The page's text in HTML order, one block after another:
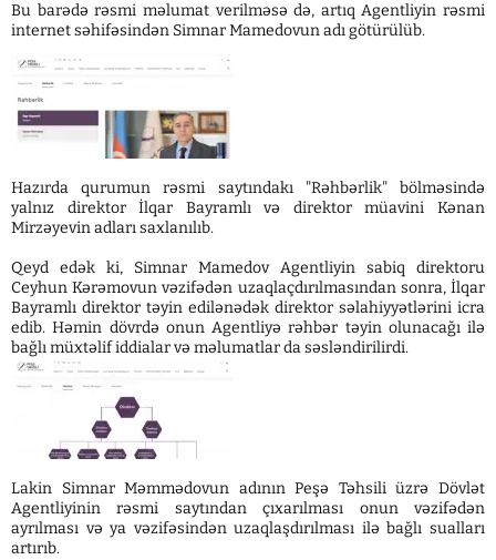
Bu barədə rəsmi məlumat verilməsə də, artıq Agentliyin rəsmi
internet səhifəsindən Simnar Mamedovun adı götürülüb.
Hazırda qurumun rəsmi saytındakı "Rəhbərlik" bölməsində
yalnız direktor İlqar Bayramlı və direktor müavini Kənan
Mirzəyevin adları saxlanılıb.
Qeyd edək ki, Simnar Mamedov Agentliyin sabiq direktoru
Ceyhun Kərəmovun vəzifədən uzaqlaçdırılmasından sonra, İlqar
Bayramlı direktor təyin edilənədək direktor səlahiyyətlərini icra
edib. Həmin dövrdə onun Agentliyə rəhbər təyin olunacağı ilə
bağlı müxtəlif iddialar və məlumatlar da səsləndirilirdi.
Lakin Simnar Məmmədovun adının Peşə Təhsili üzrə Dövlət
Agentliyinin rəsmi saytından çıxarılması onun vəzifədən
ayrılması və ya vəzifəsindən uzaqlaşdırılması ilə bağlı sualları
artırıb.